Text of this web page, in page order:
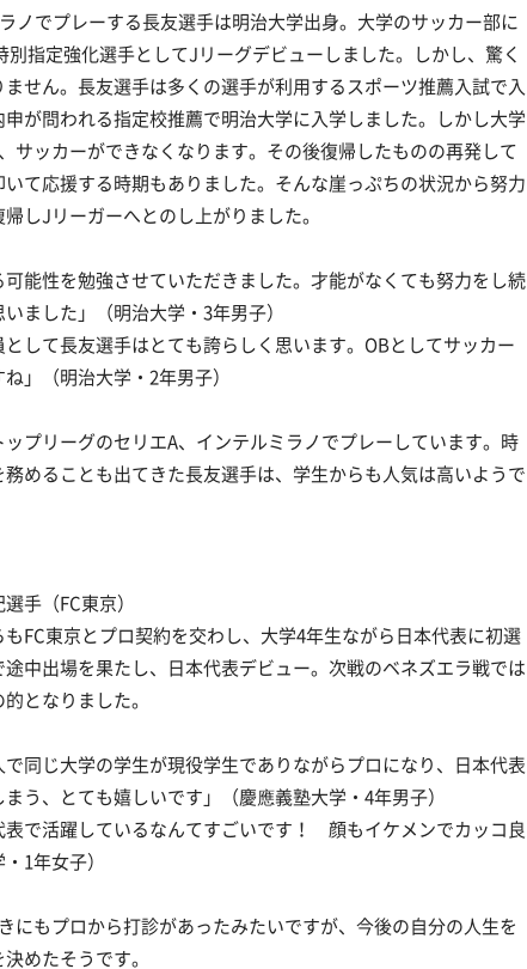
ノでプレーする長友選手は明治大学出身。大学のサッカー部に
別指定強化選手としてJリーグデビューしました。しかし、驚く
せん。長友選手は多くの選手が利用するスポーツ推薦入試で入
が問われる指定校推薦で明治大学に入学しました。しかし大学
サッカーができなくなります。その後復帰したものの再発して
いて応援する時期もありました。そんな崖っぷちの状況から努力
しJリーガーへとのし上がりました。
可能性を勉強させていただきました。才能がなくても努力をし続
ました」（明治大学・3年男子）
として長友選手はとても誇らしく思います。OBとしてサッカー
」（明治大学・2年男子）
プリーグのセリエA、インテルミラノでプレーしています。時
めることも出てきた長友選手は、学生からも人気は高いようで
手（FC東京）
FC東京とプロ契約を交わし、大学4年生ながら日本代表に初選
中出場を果たし、日本代表デビュー。次戦のベネズエラ戦では
となりました。
で同じ大学の学生が現役学生でありながらプロになり、日本代表
う、とても嬉しいです」（慶應義塾大学・4年男子）
表で活躍しているなんてすごいです！ 顔もイケメンでカッコ良
1年女子）
にもプロから打診があったみたいですが、今後の自分の人生を
めたそうです。